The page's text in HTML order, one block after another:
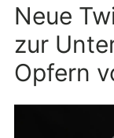
Neue
zur
Opfern